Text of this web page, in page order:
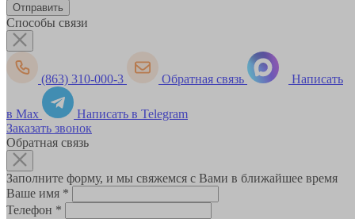
Способы связи
(863) 310-000-3 Обратная связь Написать
в Max
Написать в Telegram
Заказать звонок
Обратная связь
Заполните форму, и мы свяжемся с Вами в ближайшее время
Ваше имя *
Телефон *